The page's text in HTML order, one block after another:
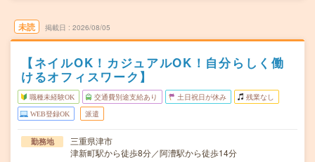
未読 掲載日 2026/08/05
【ネイルOK！カジュアルOK！自分らしく働
けるオフィスワーク】
職種未経験OK 交通費別途支給あり 土日祝日が休み 残業なし
WEB登録OK 派遣
勤務地
三重県津市
津新町駅から徒歩8分／阿漕駅から徒歩14分